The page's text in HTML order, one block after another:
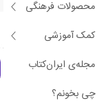
محصولات فرهنگی
کمک آموزشی
مجله‌ی ایران‌کتاب
چی بخونم؟
اولین نفری باشید